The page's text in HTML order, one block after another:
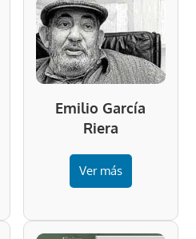
Emilio García
Riera
Ver más